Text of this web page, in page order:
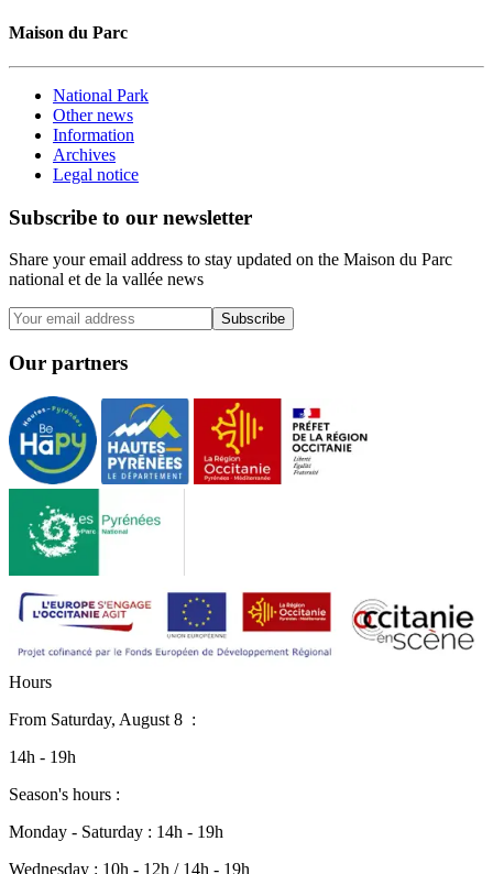
Maison du Parc
National Park
Other news
Information
Archives
Legal notice
Subscribe to our newsletter
Share your email address to stay updated on the Maison du Parc
national et de la vallée news
Subscribe
Our partners
Hours
From Saturday, August 8 :
14h - 19h
Season's hours :
Monday - Saturday : 14h - 19h
Wednesday : 10h - 12h / 14h - 19h